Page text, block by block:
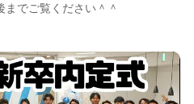
でご覧ください＾＾